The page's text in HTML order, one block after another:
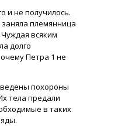
и не получилось.
племянница
всяким
долго
Петра 1 не
похороны
тела предали
в таких